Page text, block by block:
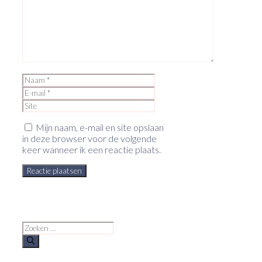
Naam
mail
Mijn naam, e-mail en site opslaan
in deze browser voor de volgende
keer wanneer ik een reactie plaats.
Zoek
naar: